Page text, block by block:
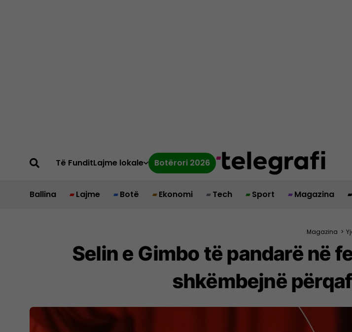
Të FunditLajme lokale Botërori 2026
Ballina Lajme Botë Ekonomi Tech Sport Magazina
Magazina >
Selin e Gimbo të pandarë në
shkëmbejnë